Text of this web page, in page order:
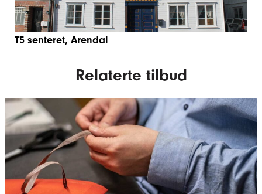
T5 senteret, Arendal
Relaterte tilbud